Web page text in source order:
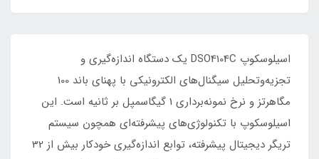
اسیلوسکوپ DSO4104C یک دستگاه اندازه‌گیری و
تجزیه‌وتحلیل سیگنال‌های الکترونیکی با پهنای باند 100
مگاهرتز و نرخ نمونه‌برداری 1 گیگاسمپل بر ثانیه است. این
اسیلوسکوپ با تکنولوژی‌های پیشرفته‌ای همچون سیستم
تریگر دیجیتال پیشرفته، توابع اندازه‌گیری خودکار بیش از 32